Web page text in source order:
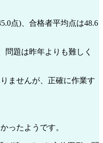
点)、合格者平均点は48.6
問題は昨年よりも難しく
ませんが、正確に作業す
ったようです。